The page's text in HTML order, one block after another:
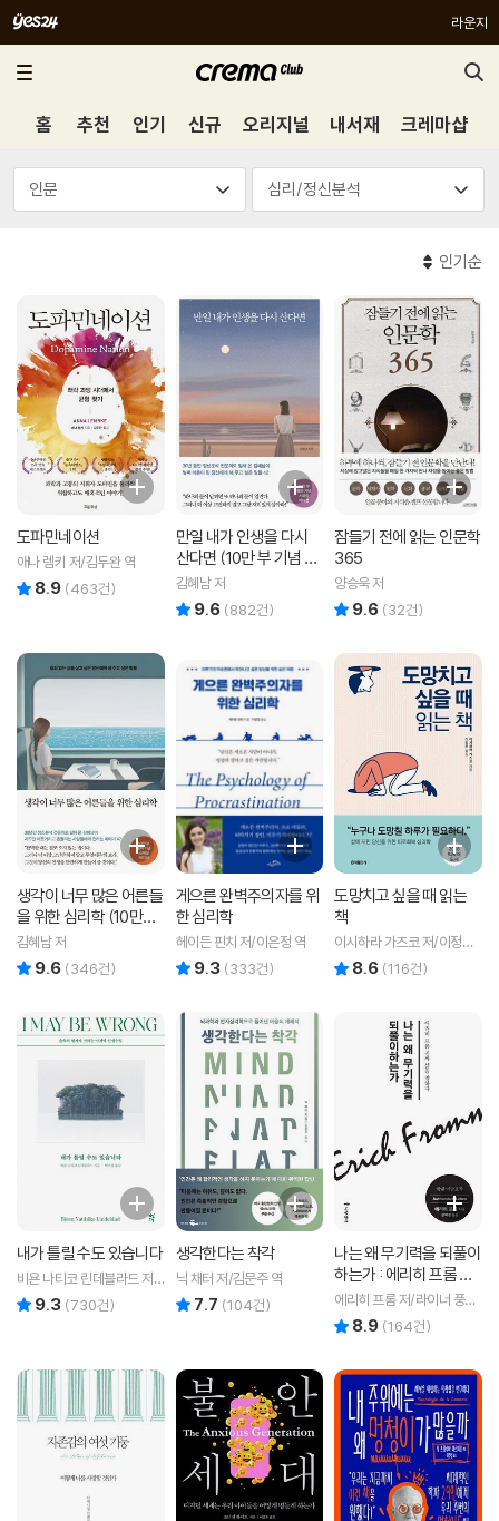
라운지
홈 추천 인기 신규 오리지널 내서재 크레마샵
인기순
도파민네이션
애나 렘키 저/김두완 역
8.9 (463건)
만일 내가 인생을 다시
산다면 (10만 부 기념 스
페셜 에디션)
김혜남 저
9.6 (882건)
잠들기 전에 읽는 인문학
365
양승욱 저
9.6 (32건)
생각이 너무 많은 어른들
을 위한 심리학 (10만부
돌파 기념 스페셜 에디
션)
김혜남 저
9.6 (346건)
게으른 완벽주의자를 위
한 심리학
헤이든 핀치 저/이은정 역
9.3 (333건)
도망치고 싶을 때 읽는
책
이시하라 가즈코 저/이정은
역 8.6 (116건)
내가 틀릴 수도 있습니다
비욘 나티코 린데블라드 저/
토마스 산체스 그림/박미경
역
9.3 (730건)
생각한다는 착각
닉 채터 저/김문주 역
7.7 (104건)
나는 왜 무기력을 되풀이
하는가 : 에리히 프롬 진
짜 삶을 말하다
에리히 프롬 저/라이너 풍크
편/장혜경 역
8.9 (164건)